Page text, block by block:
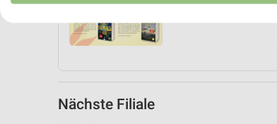
Nächste Filiale
Erstellung von Profilen zur Personalisierung von
Messung der Werbeleistung